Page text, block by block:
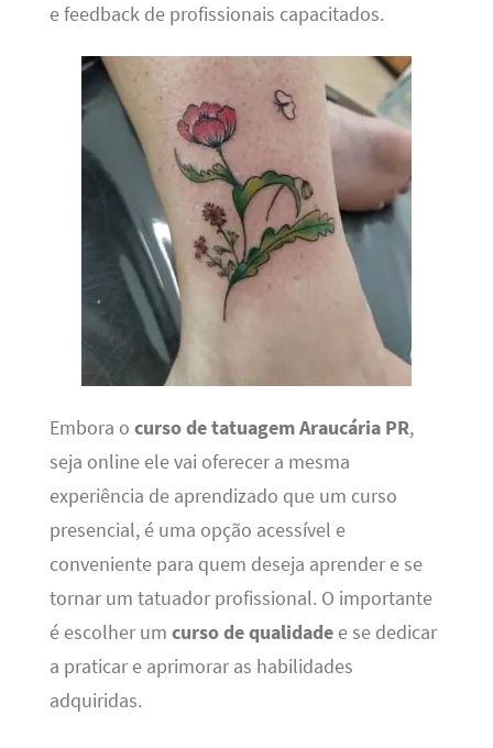
e feedback de profissionais capacitados.
Embora o curso de tatuagem Araucária PR,
seja online ele vai oferecer a mesma
experiência de aprendizado que um curso
presencial, é uma opção acessível e
conveniente para quem deseja aprender e se
tornar um tatuador profissional. O importante
é escolher um curso de qualidadee se dedicar
a praticar e aprimorar as habilidades
adquiridas.